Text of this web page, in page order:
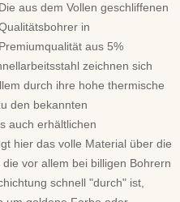
Die aus dem Vollen geschliffenen
in
Premiumqualität aus 5%
zeichnen sich
durch ihre hohe thermische
den bekannten
auch erhältlichen
hier das volle Material über die
vor allem bei billigen Bohrern
schnell "durch" ist,